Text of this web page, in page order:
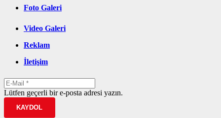
Foto Galeri
Video Galeri
Reklam
İletişim
Lütfen geçerli bir e-posta adresi yazın.
KAYDOL